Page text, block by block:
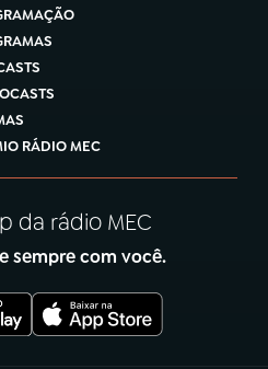
RÁDIO MEC
da rádio MEC
sempre com você.